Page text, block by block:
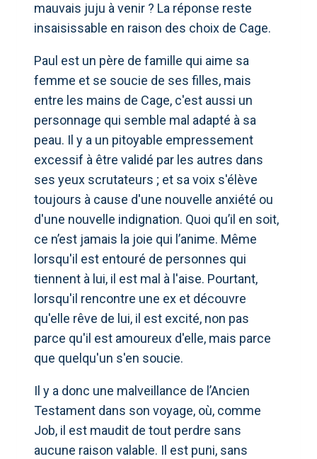
mauvais juju à venir ? La réponse reste
insaisissable en raison des choix de Cage.
Paul est un père de famille qui aime sa
femme et se soucie de ses filles, mais
entre les mains de Cage, c'est aussi un
personnage qui semble mal adapté à sa
peau. Il y a un pitoyable empressement
excessif à être validé par les autres dans
ses yeux scrutateurs ; et sa voix s'élève
toujours à cause d'une nouvelle anxiété ou
d'une nouvelle indignation. Quoi qu’il en soit,
ce n’est jamais la joie qui l’anime. Même
lorsqu'il est entouré de personnes qui
tiennent à lui, il est mal à l'aise. Pourtant,
lorsqu'il rencontre une ex et découvre
qu'elle rêve de lui, il est excité, non pas
parce qu'il est amoureux d'elle, mais parce
que quelqu'un s'en soucie.
Il y a donc une malveillance de l’Ancien
Testament dans son voyage, où, comme
Job, il est maudit de tout perdre sans
aucune raison valable. Il est puni, sans